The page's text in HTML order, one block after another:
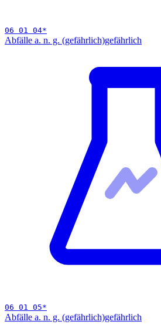
06 01 04*
Abfälle a. n. g. (gefährlich)gefährlich
06 01 05*
Abfälle a. n. g. (gefährlich)gefährlich